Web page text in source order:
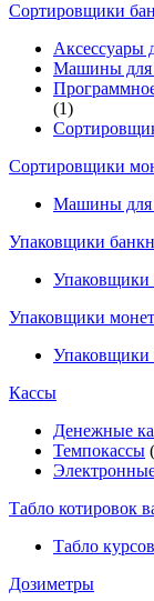
Cортировщики
Аксессуары
Машины для
(1)
Сортировщики
Машины для
Упаковщики
Упаковщики
Упаковщики монет
Упаковщики
Кассы
Денежные
Темпокассы
Табло котировок
Табло
Дозиметры